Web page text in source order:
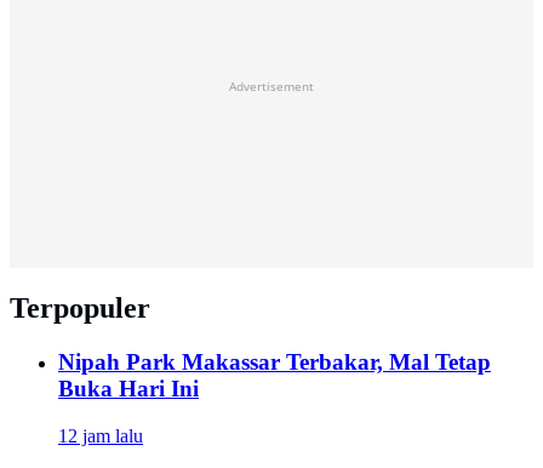
Advertisement
Terpopuler
Nipah Park Makassar Terbakar, Mal Tetap
Buka Hari Ini
12 jam lalu